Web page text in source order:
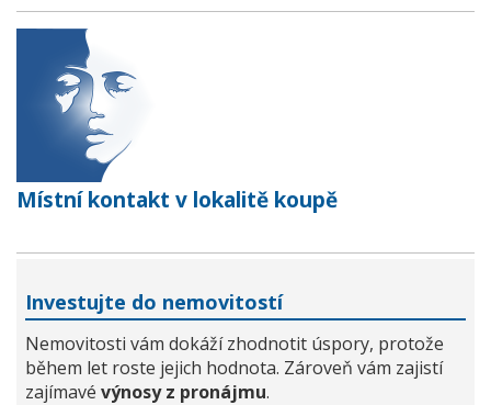
Místní kontakt v lokalitě koupě
Investujte do nemovitostí
Nemovitosti vám dokáží zhodnotit úspory, protože
během let roste jejich hodnota. Zároveň vám zajistí
zajímavé výnosy z pronájmu.